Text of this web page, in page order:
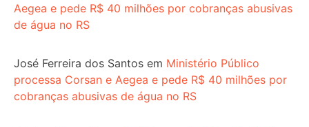
Aegea e pede R$ 40 milhões por cobranças abusivas
de água no RS
José Ferreira dos Santos em Ministério Público
processa Corsan e Aegea e pede R$ 40 milhões por
cobranças abusivas de água no RS